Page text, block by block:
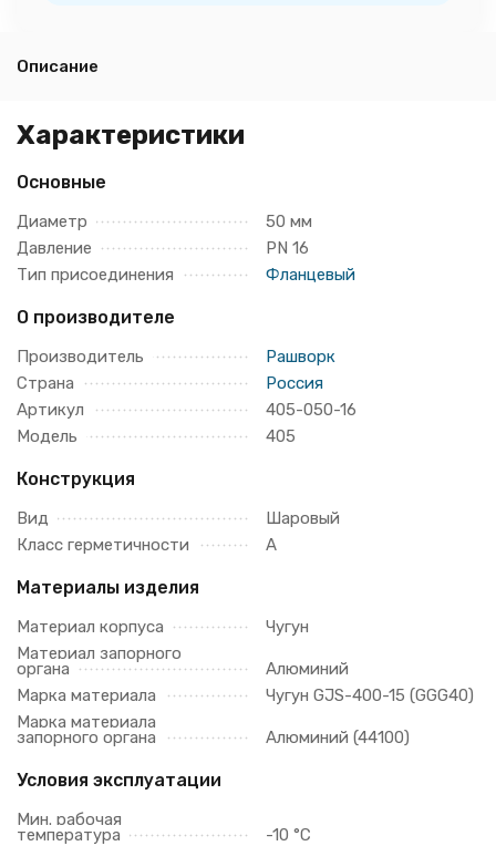
Описание
Характеристики
Основные
Диаметр
50 мм
Давление
PN 16
Тип присоединения
Фланцевый
О производителе
Производитель
Рашворк
Страна
Россия
Артикул
405-050-16
Модель
405
Конструкция
Вид
Шаровый
Класс герметичности
A
Материалы изделия
Материал корпуса
Чугун
Материал запорного
органа
Алюминий
Марка материала
Чугун GJS-400-15 (GGG40)
Марка материала
запорного органа Алюминий (44100)
Условия эксплуатации
Мин. рабочая
температура
-10 °C